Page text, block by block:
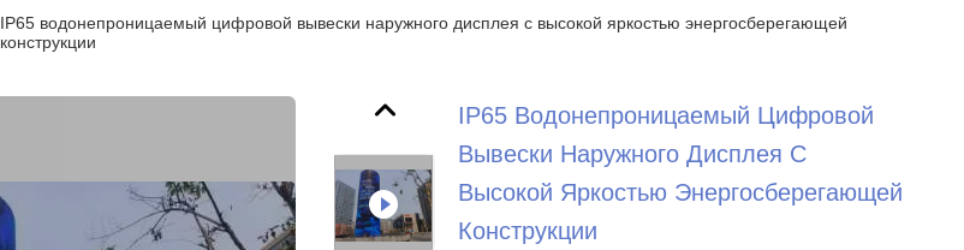
IP65 водонепроницаемый цифровой вывески наружного дисплея с высокой яркостью энергосберегающей
конструкции
IP65 Водонепроницаемый Цифровой
Вывески Наружного Дисплея С
Высокой Яркостью Энергосберегающей
Конструкции